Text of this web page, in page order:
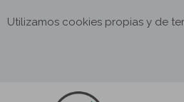
Utilizamos cookies propias y de